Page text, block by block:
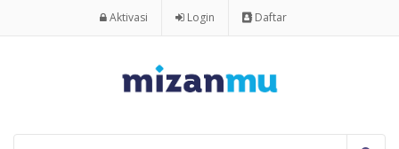
Aktivasi Login Daftar